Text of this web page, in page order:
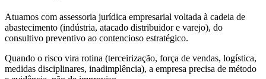
Atuamos com assessoria jurídica empresarial voltada à cadeia de
abastecimento (indústria, atacado distribuidor e varejo), do
consultivo preventivo ao contencioso estratégico.
Quando o risco vira rotina (terceirização, força de vendas, logística,
medidas disciplinares, inadimplência), a empresa precisa de método